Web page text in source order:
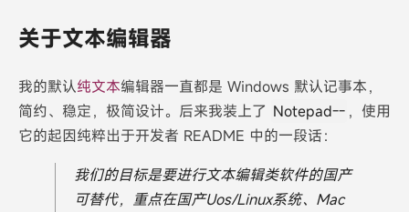
关于文本编辑器
我的默认纯文本编辑器一直都是 Windows 默认记事本，
简约、稳定，极简设计。后来我装上了 Notepad-- ，使用
它的起因纯粹出于开发者 README 中的一段话：
我们的目标是要进行文本编辑类软件的国产
可替代，重点在国产Uos/Linux系统、Mac